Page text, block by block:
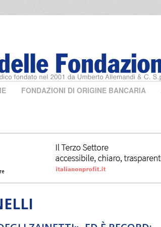
FONDAZIONI DI ORIGINE BANCARIA